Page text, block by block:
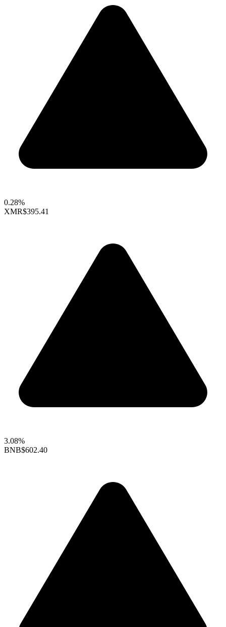
0.28%
XMR$395.41
3.08%
BNB$602.40